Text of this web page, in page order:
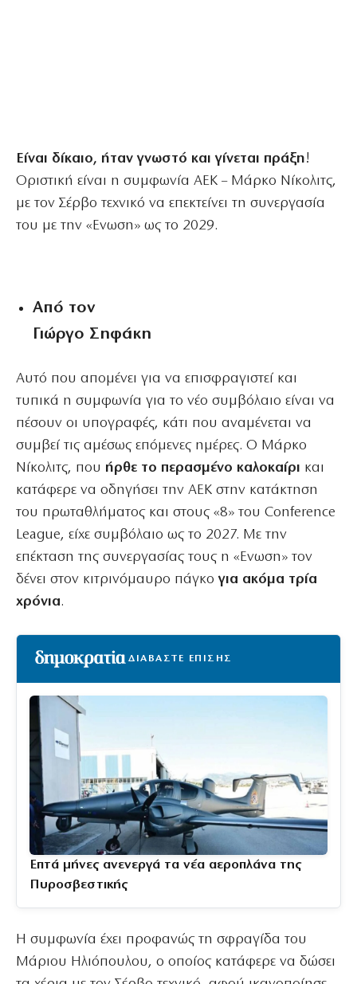
Είναι δίκαιο, ήταν γνωστό και γίνεται πράξη!
Οριστική είναι η συμφωνία ΑΕΚ – Μάρκο Νίκολιτς,
με τον Σέρβο τεχνικό να επεκτείνει τη συνεργασία
του με την «Ενωση» ως το 2029.
Από τον
Γιώργο Σηφάκη
Αυτό που απομένει για να επισφραγιστεί και
τυπικά η συμφωνία για το νέο συμβόλαιο είναι να
πέσουν οι υπογραφές, κάτι που αναμένεται να
συμβεί τις αμέσως επόμενες ημέρες. Ο Μάρκο
Νίκολιτς, που ήρθε το περασμένο καλοκαίρι και
κατάφερε να οδηγήσει την ΑΕΚ στην κατάκτηση
του πρωταθλήματος και στους «8» του Conference
League, είχε συμβόλαιο ως το 2027. Με την
επέκταση της συνεργασίας τους η «Ενωση» τον
δένει στον κιτρινόμαυρο πάγκογια ακόμα τρία
χρόνια.
ΔΙΑΒΑΣΤΕ ΕΠΙΣΗΣ
Επτά μήνες ανενεργά τα νέα αεροπλάνα της
Πυροσβεστικής
Η συμφωνία έχει προφανώς τη σφραγίδα του
Μάριου Ηλιόπουλου, ο οποίος κατάφερε να δώσει